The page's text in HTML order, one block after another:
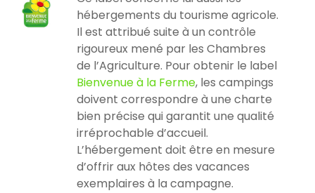
hébergements du tourisme agricole.
Il est attribué suite à un contrôle
rigoureux mené par les Chambres
de l’Agriculture. Pour obtenir le label
Bienvenue à la Ferme, les campings
doivent correspondre à une charte
bien précise qui garantit une qualité
irréprochable d’accueil.
L’hébergement doit être en mesure
d’offrir aux hôtes des vacances
exemplaires à la campagne.